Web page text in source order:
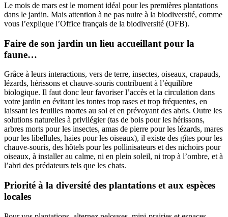
Le mois de mars est le moment idéal pour les premières plantations
dans le jardin. Mais attention à ne pas nuire à la biodiversité, comme
vous l’explique l’Office français de la biodiversité (OFB).
Faire de son jardin un lieu accueillant pour la
faune…
Grâce à leurs interactions, vers de terre, insectes, oiseaux, crapauds,
lézards, hérissons et chauve-souris contribuent à l’équilibre
biologique. Il faut donc leur favoriser l’accès et la circulation dans
votre jardin en évitant les tontes trop rases et trop fréquentes, en
laissant les feuilles mortes au sol et en prévoyant des abris. Outre les
solutions naturelles à privilégier (tas de bois pour les hérissons,
arbres morts pour les insectes, amas de pierre pour les lézards, mares
pour les libellules, haies pour les oiseaux), il existe des gîtes pour les
chauve-souris, des hôtels pour les pollinisateurs et des nichoirs pour
oiseaux, à installer au calme, ni en plein soleil, ni trop à l’ombre, et à
l’abri des prédateurs tels que les chats.
Priorité à la diversité des plantations et aux espèces
locales